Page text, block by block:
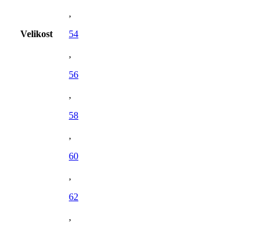
Velikost
,
54
,
56
,
58
,
60
,
62
,